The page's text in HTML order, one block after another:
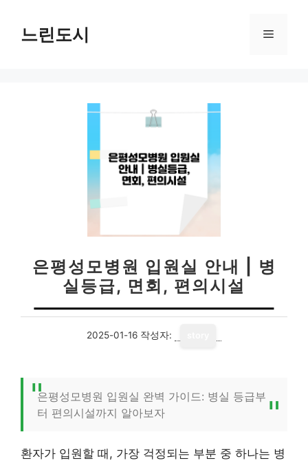
느린도시 메
은평성모병원 입원실 안내 | 병
실등급, 면회, 편의시설
2025-01-16 작성자:
은평성모병원 입원실 완벽 가이드: 병실 등급부
터 편의시설까지 알아보자
환자가 입원할 때, 가장 걱정되는 부분 중 하나는 병